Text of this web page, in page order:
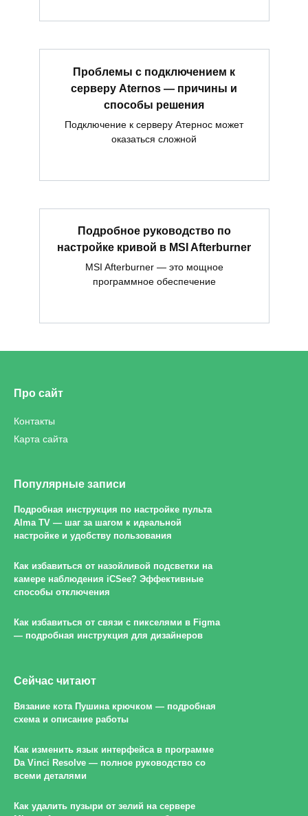
Проблемы с подключением к
серверу Aternos — причины и
способы решения
Подключение к серверу Атернос может
оказаться сложной
Подробное руководство по
настройке кривой в MSI Afterburner
MSI Afterburner — это мощное
программное обеспечение
Про сайт
Контакты
Карта сайта
Популярные записи
Подробная инструкция по настройке пульта
Alma TV — шаг за шагом к идеальной
настройке и удобству пользования
Как избавиться от назойливой подсветки на
камере наблюдения iCSee? Эффективные
способы отключения
Как избавиться от связи с пикселями в Figma
— подробная инструкция для дизайнеров
Сейчас читают
Вязание кота Пушина крючком — подробная
схема и описание работы
Как изменить язык интерфейса в программе
Da Vinci Resolve — полное руководство со
всеми деталями
Как удалить пузыри от зелий на сервере